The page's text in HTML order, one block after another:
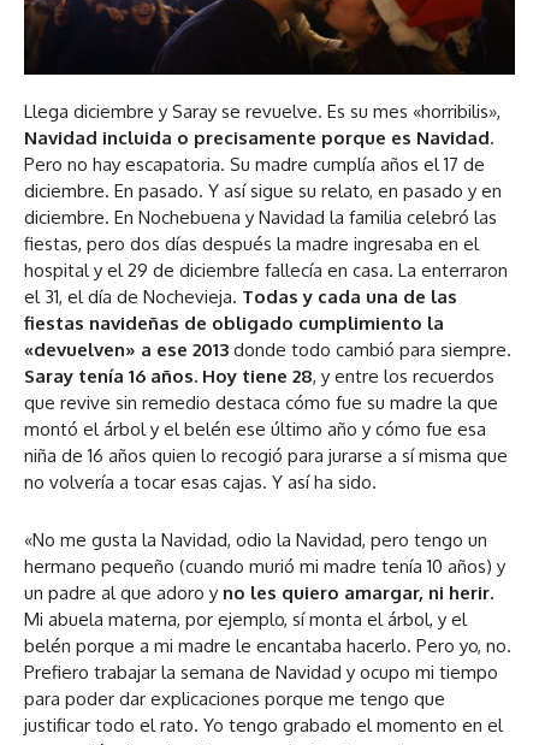
Llega diciembre y Saray se revuelve. Es su mes «horribilis»,
Navidad incluida o precisamente porque es Navidad.
Pero no hay escapatoria. Su madre cumplía años el 17 de
diciembre. En pasado. Y así sigue su relato, en pasado y en
diciembre. En Nochebuena y Navidad la familia celebró las
fiestas, pero dos días después la madre ingresaba en el
hospital y el 29 de diciembre fallecía en casa. La enterraron
el 31, el día de Nochevieja. Todas y cada una de las
fiestas navideñas de obligado cumplimiento la
«devuelven» a ese 2013 donde todo cambió para siempre.
Saray tenía 16 años. Hoy tiene 28, y entre los recuerdos
que revive sin remedio destaca cómo fue su madre la que
montó el árbol y el belén ese último año y cómo fue esa
niña de 16 años quien lo recogió para jurarse a sí misma que
no volvería a tocar esas cajas. Y así ha sido.
«No me gusta la Navidad, odio la Navidad, pero tengo un
hermano pequeño (cuando murió mi madre tenía 10 años) y
un padre al que adoro y no les quiero amargar, ni herir.
Mi abuela materna, por ejemplo, sí monta el árbol, y el
belén porque a mi madre le encantaba hacerlo. Pero yo, no.
Prefiero trabajar la semana de Navidad y ocupo mi tiempo
para poder dar explicaciones porque me tengo que
justificar todo el rato. Yo tengo grabado el momento en el